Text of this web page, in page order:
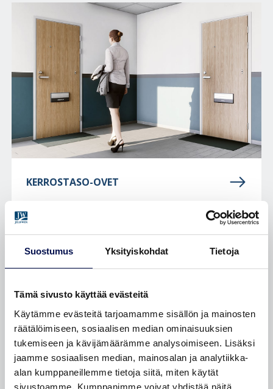
Suostumus Yksityiskohdat Tietoja
Tämä sivusto käyttää evästeitä
Käytämme evästeitä tarjoamamme sisällön ja mainosten
räätälöimiseen, sosiaalisen median ominaisuuksien
tukemiseen ja kävijämäärämme analysoimiseen. Lisäksi
jaamme sosiaalisen median, mainosalan ja analytiikka-
alan kumppaneillemme tietoja siitä, miten käytät
sivustoamme. Kumppanimme voivat yhdistää näitä
KERROSTASO-OVET